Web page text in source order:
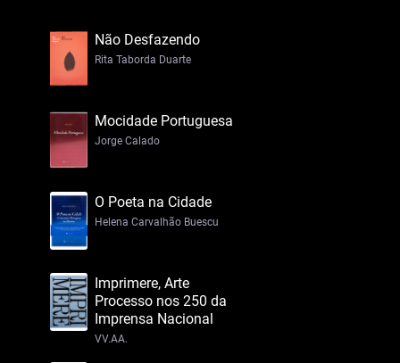
Não Desfazendo
Rita Taborda Duarte
Mocidade Portuguesa
Jorge Calado
O Poeta na Cidade
Helena Carvalhão Buescu
Imprimere, Arte
Processo nos 250 da
Imprensa Nacional
VV.AA.